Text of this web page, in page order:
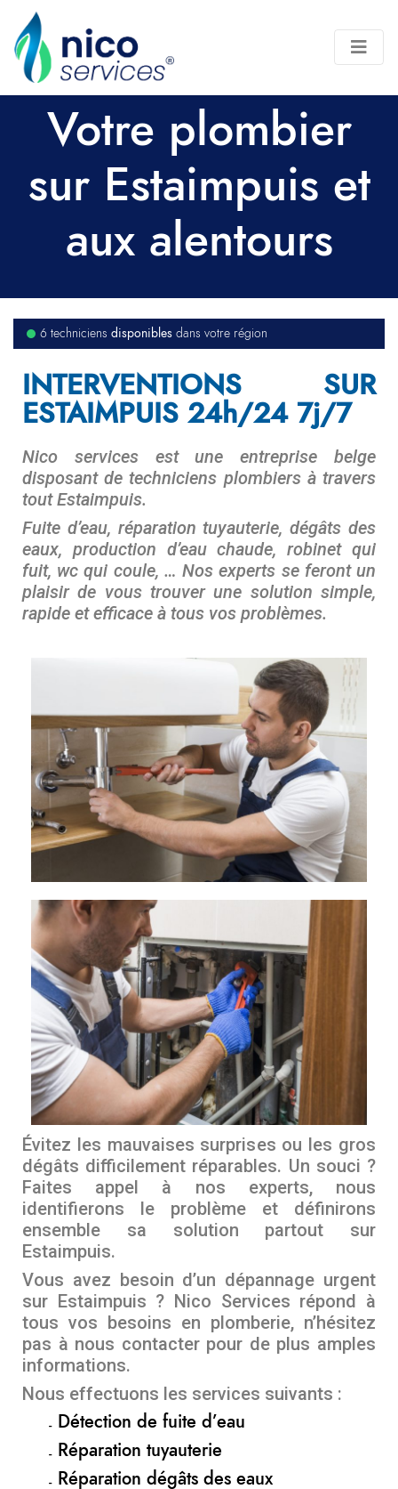
Votre plombier
sur Estaimpuis et
aux alentours
6 techniciensdisponibles dans votre région
INTERVENTIONS SUR
ESTAIMPUIS 24h/24 7j/7
Nico services est une entreprise belge
disposant de techniciens plombiers à travers
tout Estaimpuis.
Fuite d’eau, réparation tuyauterie, dégâts des
eaux, production d’eau chaude, robinet qui
fuit, wc qui coule, … Nos experts se feront un
plaisir de vous trouver une solution simple,
rapide et efficace à tous vos problèmes.
Évitez les mauvaises surprises ou les gros
dégâts difficilement réparables. Un souci ?
Faites appel à nos experts, nous
identifierons le problème et définirons
ensemble sa solution partout sur
Estaimpuis.
Vous avez besoin d’un dépannage urgent
sur Estaimpuis ? Nico Services répond à
tous vos besoins en plomberie, n’hésitez
pas à nous contacter pour de plus amples
informations.
Nous effectuons les services suivants :
Détection de fuite d’eau
Réparation tuyauterie
Réparation dégâts des eaux